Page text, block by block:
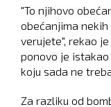
"To njihovo
obećanjima
verujete", rekao
ponovo je
koju sada ne
Za razliku od